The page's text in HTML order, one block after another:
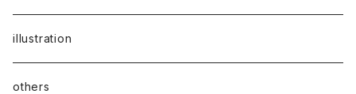
illustration
others